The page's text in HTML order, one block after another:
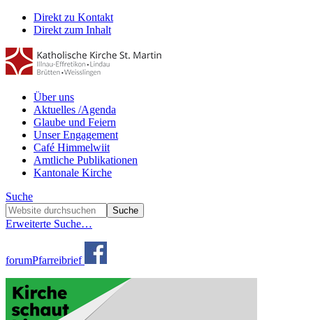
Direkt zu Kontakt
Direkt zum Inhalt
Über uns
Aktuelles /Agenda
Glaube und Feiern
Unser Engagement
Café Himmelwiit
Amtliche Publikationen
Kantonale Kirche
Suche
Erweiterte Suche…
forumPfarreibrief